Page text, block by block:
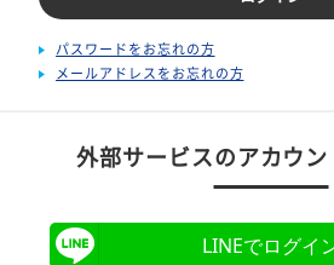
パスワードをお忘れの方
メールアドレスをお忘れの方
外部サービスのアカウ
LINEでログイ